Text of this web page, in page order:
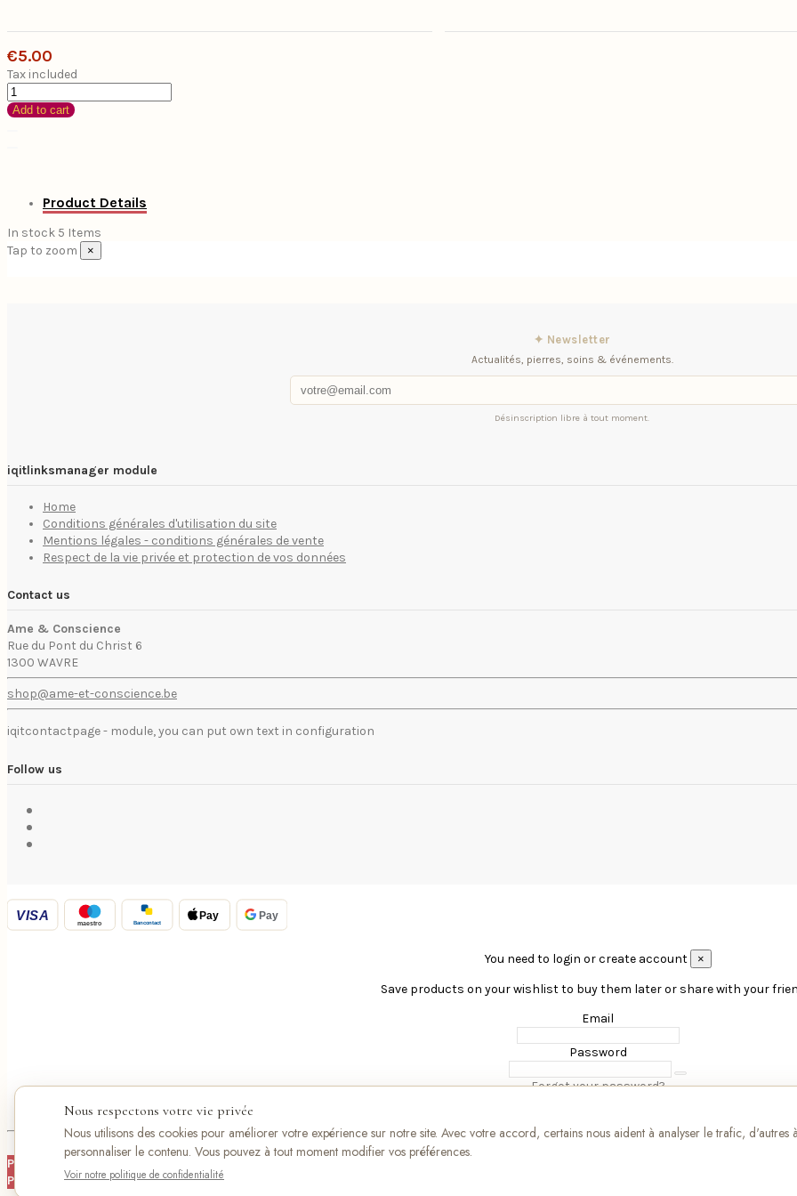
€5.00
Tax included
Add to cart
Product Details
In stock 5 Items
Tap to zoom
×
✦ Newsletter
Actualités, pierres, soins & événements.
Désinscription libre à tout moment.
iqitlinksmanager module
Home
Conditions générales d'utilisation du site
Mentions légales - conditions générales de vente
Respect de la vie privée et protection de vos données
Contact us
Ame & Conscience
Rue du Pont du Christ 6
1300 WAVRE
shop@ame-et-conscience.be
iqitcontactpage - module, you can put own text in configuration
Follow us
VISA
maestro Bancontact
Pay Pay
You need to login or create account ×
Save products on your wishlist to buy them later or share with your
Email
Password
Forgot your password?
Product added to wishlist
Product added to compare.
Nous respectons votre vie privée
Nous utilisons des cookies pour améliorer votre expérience sur notre site. Avec votre accord, certains nous aident à analyser le trafic, d'autres
personnaliser le contenu. Vous pouvez à tout moment modifier vos préférences.
Voir notre politique de confidentialité